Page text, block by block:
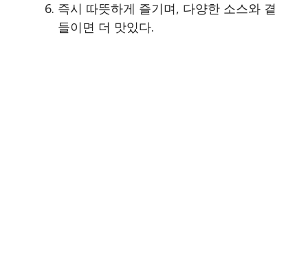
즉시 따뜻하게 즐기며, 다양한 소스와 곁
들이면 더 맛있다.